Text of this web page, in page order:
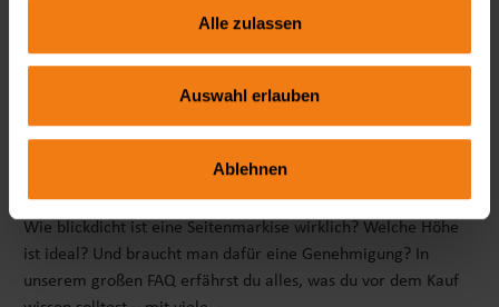
Alle zulassen
Auswahl erlauben
Ablehnen
Wie blickdicht ist eine Seitenmarkise wirklich? Welche Höhe
ist ideal? Und braucht man dafür eine Genehmigung? In
unserem großen FAQ erfährst du alles, was du vor dem Kauf